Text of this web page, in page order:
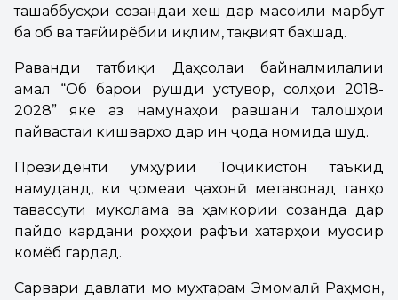
ташаббусҳои созандаи хеш дар масоили марбут
ба об ва тағйирёбии иқлим, тақвият бахшад.
Раванди татбиқи Даҳсолаи байналмилалии
амал “Об барои рушди устувор, солҳои 2018-
2028” яке аз намунаҳои равшани талошҳои
пайвастаи кишварҳо дар ин ҷода номида шуд.
Президенти Ҷумҳурии Тоҷикистон таъкид
намуданд, ки ҷомеаи ҷаҳонӣ метавонад танҳо
тавассути муколама ва ҳамкории созанда дар
пайдо кардани роҳҳои рафъи хатарҳои муосир
комёб гардад.
Сарвари давлати мо муҳтарам Эмомалӣ Раҳмон,